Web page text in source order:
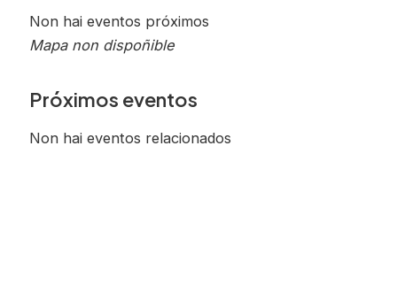
Non hai eventos próximos
Mapa non dispoñible
Próximos eventos
Non hai eventos relacionados